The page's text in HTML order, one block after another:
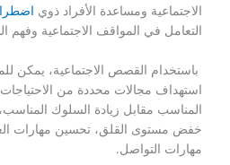
الاجتماعية ومساعدة الأفراد ذوي
التعامل في المواقف الاجتماعية وفهم
باستخدام القصص الاجتماعية، يمكن
استهداف مجالات محددة من
المناسب مقابل زيادة السلوك
خفض مستوى القلق، تحسين مهارات
مهارات التواصل.